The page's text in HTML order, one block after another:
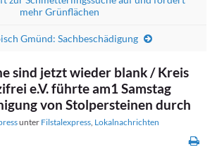
mehr Grünflächen
Gmünd: Sachbeschädigung
sind jetzt wieder blank / Kreis
e.V. führte am1 Samstag
von Stolpersteinen durch
unter Filstalexpress, Lokalnachrichten